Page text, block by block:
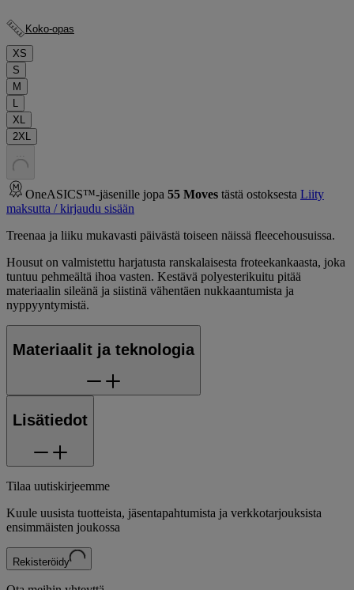
Koko-opas
XS
S
M
L
XL
2XL
. . .
OneASICS™-jäsenille jopa 55 Moves tästä ostoksesta Liity
maksutta / kirjaudu sisään
Treenaa ja liiku mukavasti päivästä toiseen näissä fleecehousuissa.
Housut on valmistettu harjatusta ranskalaisesta froteekankaasta, joka
tuntuu pehmeältä ihoa vasten. Kestävä polyesterikuitu pitää
materiaalin sileänä ja siistinä vähentäen nukkaantumista ja
nyppyyntymistä.
Materiaalit ja teknologia
Lisätiedot
Tilaa uutiskirjeemme
Kuule uusista tuotteista, jäsentapahtumista ja verkkotarjouksista
ensimmäisten joukossa
Rekisteröidy